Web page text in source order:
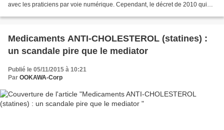
avec les praticiens par voie numérique. Cependant, le décret de 2010 qui
Medicaments ANTI-CHOLESTEROL (statines) :
un scandale pire que le mediator
Publié le 05/11/2015 à 10:21
Par OOKAWA-Corp